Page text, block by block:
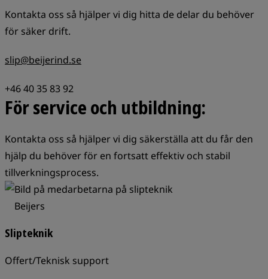
Kontakta oss så hjälper vi dig hitta de delar du behöver
för säker drift.
slip@beijerind.se
+46 40 35 83 92
För service och utbildning:
Kontakta oss så hjälper vi dig säkerställa att du får den
hjälp du behöver för en fortsatt effektiv och stabil
tillverkningsprocess.
Beijers
Slipteknik
Offert/Teknisk support